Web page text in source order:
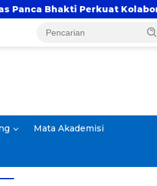
Kolaborasi Akademik
Mata Akademisi